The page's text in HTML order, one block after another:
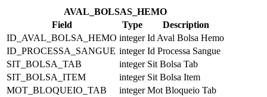
AVAL_BOLSAS_HEMO
Field
Type
Description
ID_AVAL_BOLSA_HEMO integer Id Aval Bolsa Hemo
ID_PROCESSA_SANGUE integer Id Processa Sangue
SIT_BOLSA_TAB
integer Sit Bolsa Tab
SIT_BOLSA_ITEM
integer Sit Bolsa Item
MOT_BLOQUEIO_TAB
integer Mot Bloqueio Tab